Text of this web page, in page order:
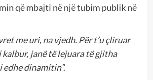
që mbajti në një tubim publik në
me uri, na vjedh. Për t’u çliruar
kalbur, janë të lejuara të gjitha
dinamitin”.